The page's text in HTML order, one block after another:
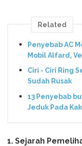
Related
Penyebab AC
Mobil Alfard,
Ciri - Ciri Ring
Sudah Rusak
13 Penyebab
Jeduk Pada
1. Sejarah